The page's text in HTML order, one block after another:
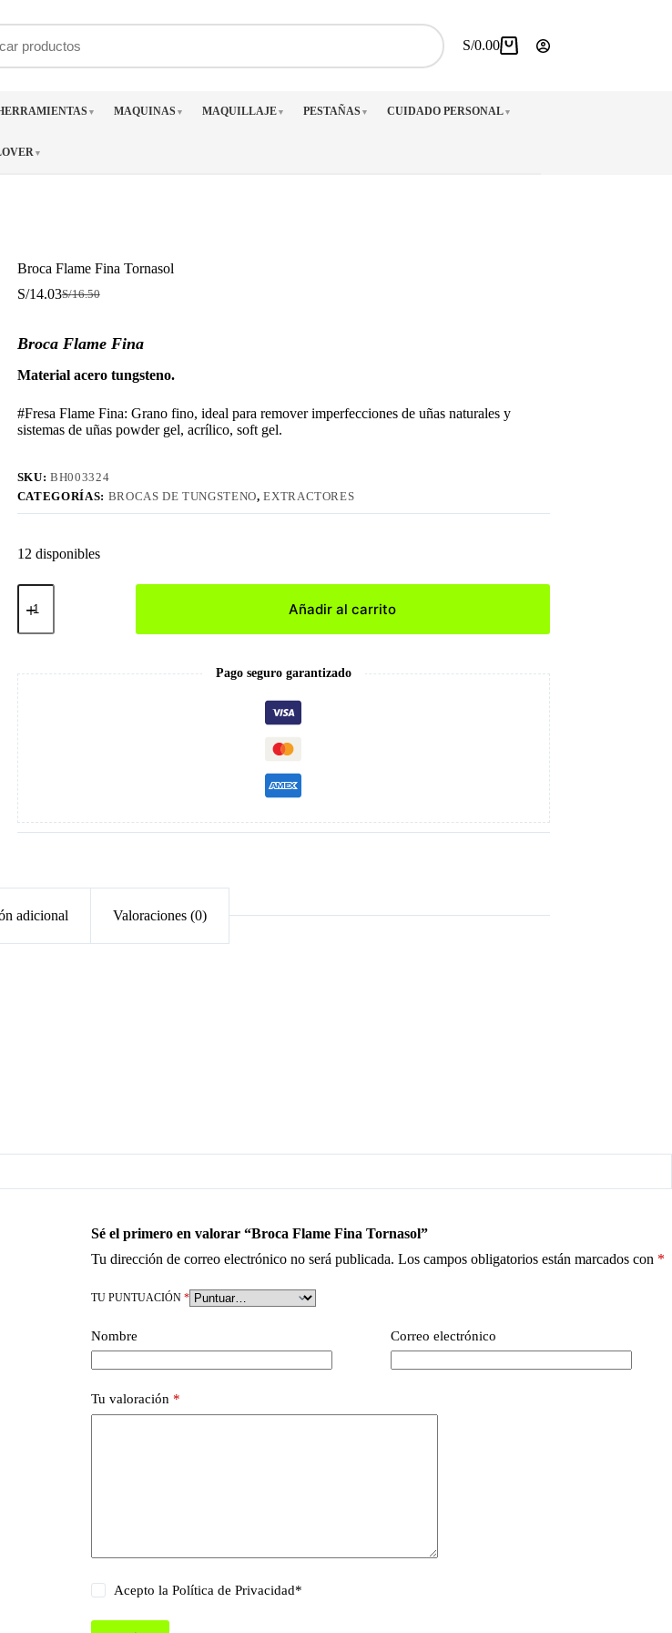
Carro
S/0.00
▼ MAQUINAS ▼ MAQUILLAJE ▼ PESTAÑAS ▼ CUIDADO PERSONAL ▼
▼
Broca Flame Fina Tornasol
S/16.50
El
era:
S/16.50.
S/14.03El
es:
S/14.03.
Broca Flame Fina
Material acero tungsteno.
#Fresa Flame Fina: Grano fino, ideal para remover imperfecciones de uñas naturales y
sistemas de uñas powder gel, acrílico, soft gel.
SKU:BH003324
CATEGORÍAS: BROCAS DE TUNGSTENO,EXTRACTORES
12 disponibles
Broca
Flame
Tornasol
Añadir al carrito
Pago seguro garantizado
adicional Valoraciones (0)
Sé el primero en valorar “Broca Flame Fina Tornasol”
Tu dirección de correo electrónico no será publicada. Los campos obligatorios están marcados con *
TU PUNTUACIÓN *
Nombre Correo electrónico
Tu valoración *
Acepto la Política de Privacidad*